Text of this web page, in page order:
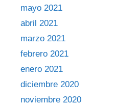
mayo 2021
abril 2021
marzo 2021
febrero 2021
enero 2021
diciembre 2020
noviembre 2020